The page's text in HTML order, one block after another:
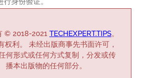
© 2018-2021 TECHEXPERT.TIPS。
权利。 未经出版商事先书面许可，
何形式或任何方式复制，分发或传
播本出版物的任何部分。